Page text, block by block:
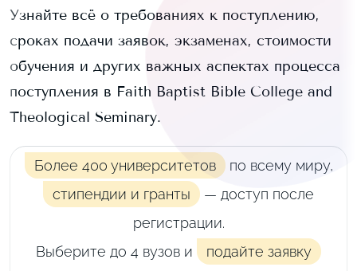
Узнайте всё о требованиях к поступлению,
сроках подачи заявок, экзаменах, стоимости
обучения и других важных аспектах процесса
поступления в Faith Baptist Bible College and
Theological Seminary.
Более 400 университетов по всему миру,
стипендии и гранты
— доступ после
регистрации.
Выберите до 4 вузов и
подайте заявку